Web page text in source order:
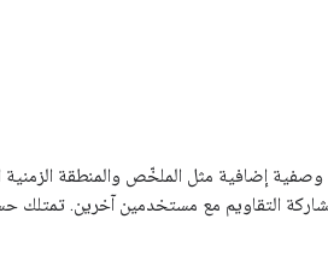
إضافية مثل الملخّص والمنطقة الزمنية
التقاويم مع مستخدمين آخرين. تمتلك